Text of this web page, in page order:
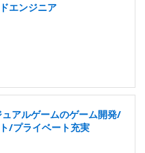
エンジニア
アルゲームのゲーム開発/
/プライベート充実